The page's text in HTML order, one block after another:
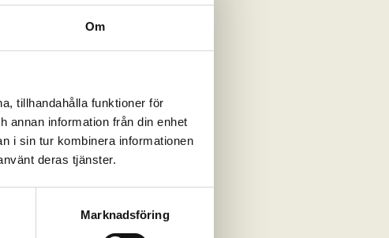
Om
tillhandahålla funktioner för
annan information från din enhet
i sin tur kombinera informationen
deras tjänster.
Marknadsföring